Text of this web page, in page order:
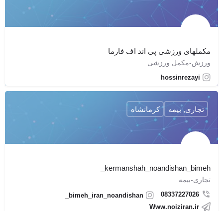
مکملهای ورزشی پی اند اف فارما
ورزش-مکمل ورزشی
hossinrezayi
kermanshah_noandishan_bimeh_
تجاری-بیمه
08337227026
bimeh_iran_noandishan_
Www.noiziran.ir
تجاری, بیمه کرمانشاه